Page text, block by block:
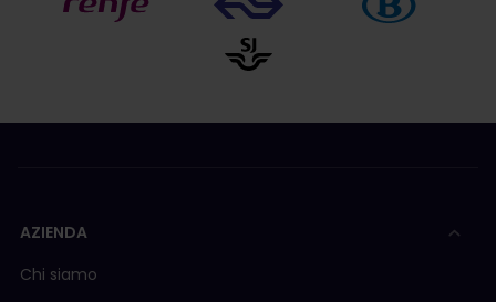
AZIENDA
Chi siamo